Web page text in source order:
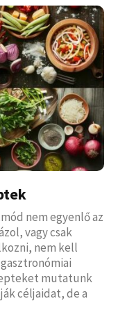
nem egyenlő az
vagy csak
nem kell
mutatunk
céljaidat, de a